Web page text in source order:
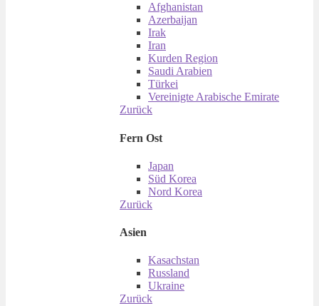
Afghanistan
Azerbaijan
Irak
Iran
Kurden Region
Saudi Arabien
Türkei
Vereinigte Arabische Emirate
Zurück
Fern Ost
Japan
Süd Korea
Nord Korea
Zurück
Asien
Kasachstan
Russland
Ukraine
Zurück